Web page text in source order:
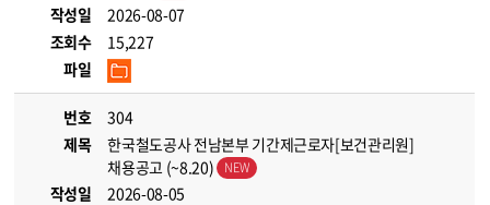
작성일
2026-08-07
조회수
15,227
파일
번호
304
제목
한국철도공사 전남본부 기간제근로자[보건관리원]
채용공고 (~8.20)
작성일
2026-08-05